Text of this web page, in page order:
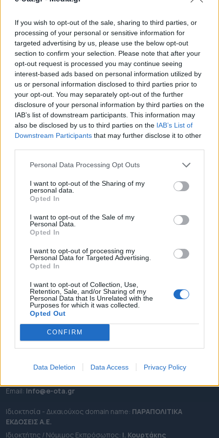
If you wish to opt-out of the sale, sharing to third parties, or
processing of your personal or sensitive information for
targeted advertising by us, please use the below opt-out
section to confirm your selection. Please note that after your
opt-out request is processed you may continue seeing
interest-based ads based on personal information utilized by
us or personal information disclosed to third parties prior to
your opt-out. You may separately opt-out of the further
disclosure of your personal information by third parties on the
IAB’s list of downstream participants. This information may
also be disclosed by us to third parties on the IAB’s List of
Downstream Participants that may further disclose it to other
Personal Data Processing Opt Outs
I want to opt-out of the Sharing of my
personal data.
Opted In
I want to opt-out of the Sale of my
Personal Data.
Opted In
I want to opt-out of processing my
Personal Data for Targeted Advertising.
Opted In
I want to opt-out of Collection, Use,
Retention, Sale, and/or Sharing of my
Personal Data that Is Unrelated with the
Purposes for which it was collected.
Opted Out
CONFIRM
Data Deletion Data Access Privacy Policy
Ο Πρόεδρος της ΚΕΔΕ, Δημήτρης Παπαστεργίου και
ο Πρόεδρος της Επιτροπής Ηλεκτρονικής
Διακυβέρνησης της Ένωσης, Γιάννης Τσιάμης ,
πραγματοποίησαν σύσκεψη, μέσω τηλεδιάσκεψης,
με τον Γενικό Γραμματέα Ψηφιακής Διακυβέρνησης
και Απλούστευσης Διαδικασιών του Υπουργείου
Ψηφιακής Διακυβέρνησης, Λεωνίδα Χριστόπουλο
και τον Κωνσταντίνο Τρυποσκούφη, υπεύθυνο του
παρατηρητηρίου των ΟΤΑ του Υπουργείου
Εσωτερικών. Αντικείμενο της συνάντησης ήταν η
αξιοποίηση […]
10.02.2021 - 10.47
ΡΟΗ ΕΙΔΗΣΕΩΝ
ΕΠΙΚΑΙΡΟΤΗΤΑ
ΠΕΡΙΦΕΡΕΙΕΣ
OTA LEAKS
ΣΥΝΕΝΤΕΥΞΕΙΣ
ΑΠΟΨΕΙΣ
ΠΡΟΣΛΗΨΕΙΣ
e-ota.gr | Ταυτότητα
Καλλιθέα Αττικής
Εmail: info@e-ota.gr
Ιδιοκτησία - Δικαιούχος domain name: ΠΑΡΑΠΟΛΙΤΙΚΑ
ΕΚΔΟΣΕΙΣ A.E.
Ιδιοκτήτης / Νόμιμος Εκπρόσωπος: Ι. Κουρτάκης